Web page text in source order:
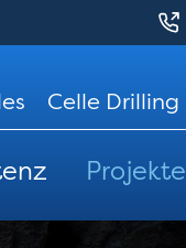
Celle Drilling
Projekte